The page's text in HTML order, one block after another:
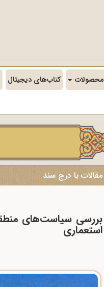
محصولات کتاب‌های دیجیتال
مقالات با درج سند
بررسی سیاست‌های
استعماری